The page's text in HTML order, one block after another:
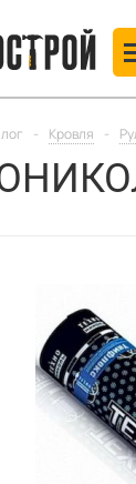
- Кровля -